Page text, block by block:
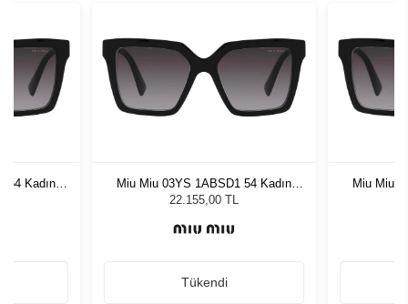
54 Kadın
Miu Miu 03YS 1ABSD1 54 Kadın
Güneş Gözlüğü
22.155,00 TL
Tükendi
Miu Miu